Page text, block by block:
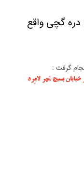
دره گچی واقع
گرفت :
بسیج شهر لامِرد